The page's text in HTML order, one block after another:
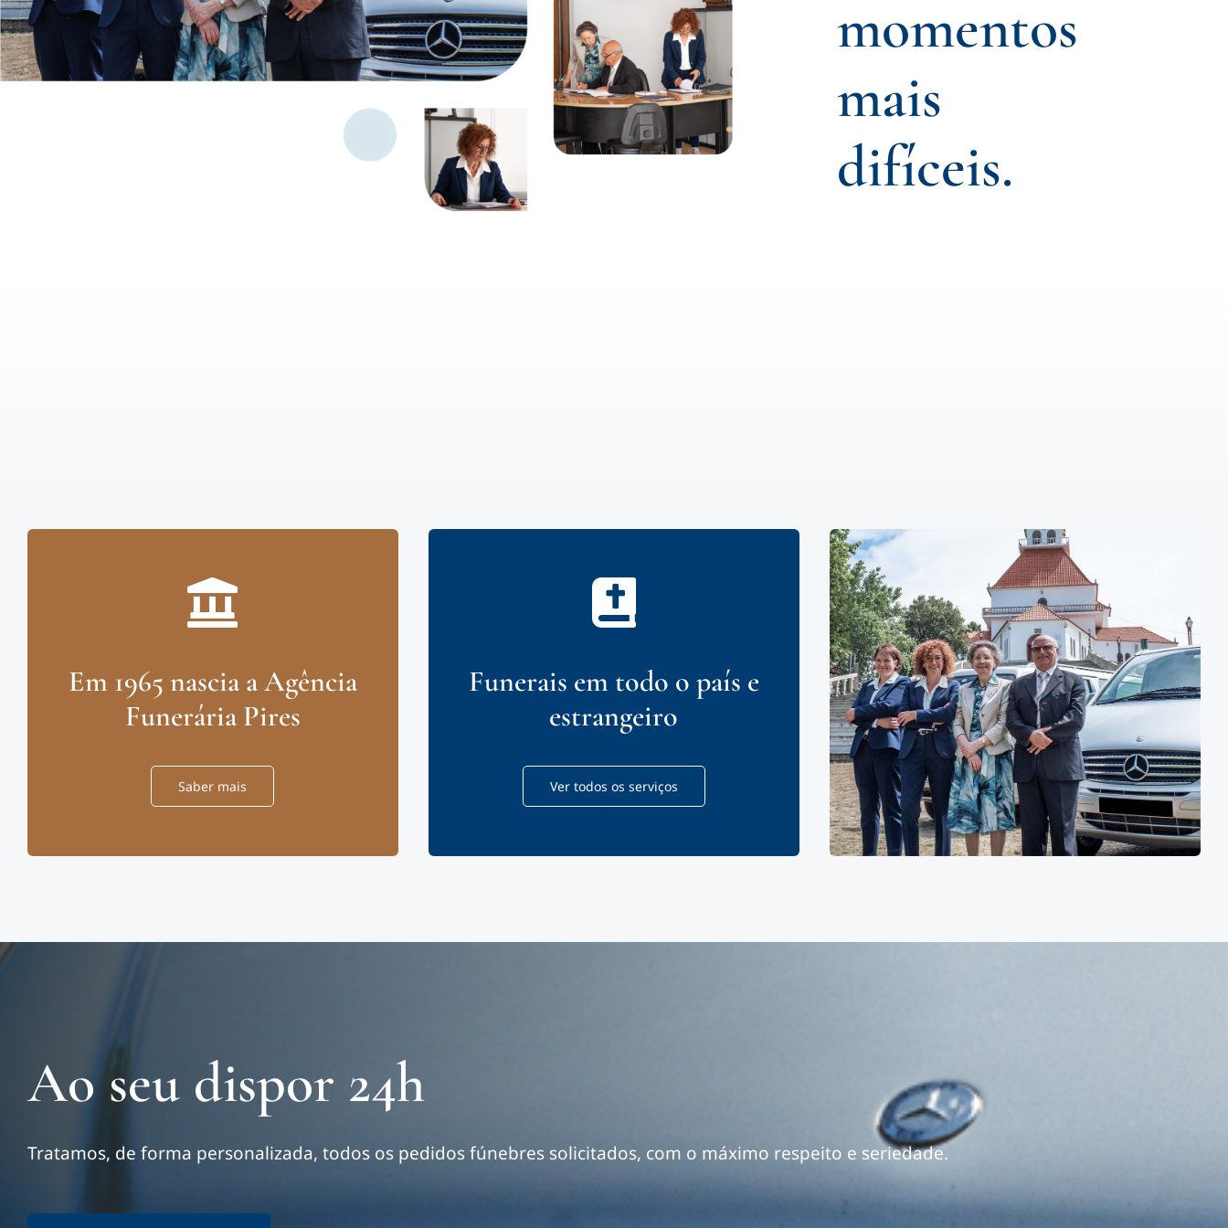
momentos
mais
difíceis.
Em 1965 nascia a Agência
Funerária Pires
Saber mais
Funerais em todo o país e
estrangeiro
Ver todos os serviços
Ao seu dispor 24h
Tratamos, de forma personalizada, todos os pedidos fúnebres solicitados, com o máximo respeito e seriedade.